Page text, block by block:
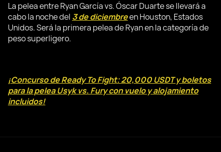
La pelea entre Ryan García vs. Óscar Duarte se llevará a
cabo la noche del 3 de diciembreen Houston, Estados
Unidos. Será la primera pelea de Ryan en la categoría de
peso superligero.
¡Concurso de Ready To Fight: 20,000 USDT y boletos
para la pelea Usyk vs. Fury con vuelo y alojamiento
incluidos!